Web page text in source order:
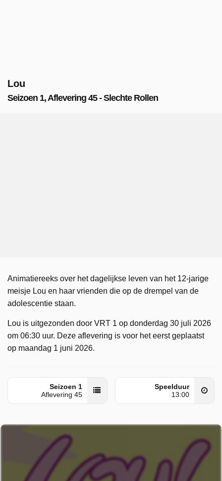
Lou
Seizoen 1, Aflevering 45 - Slechte Rollen
Animatiereeks over het dagelijkse leven van het 12-jarige
meisje Lou en haar vrienden die op de drempel van de
adolescentie staan.
Lou is uitgezonden door VRT 1 op donderdag 30 juli 2026
om 06:30 uur. Deze aflevering is voor het eerst geplaatst
op maandag 1 juni 2026.
Seizoen 1
Aflevering 45
Speelduur
13:00